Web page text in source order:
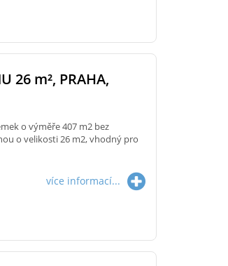
26 m², PRAHA,
o výměře 407 m2 bez
o velikosti 26 m2, vhodný pro
více informací...